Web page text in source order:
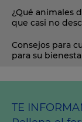
¿Qué animales
que casi no
Consejos para
para su
TE